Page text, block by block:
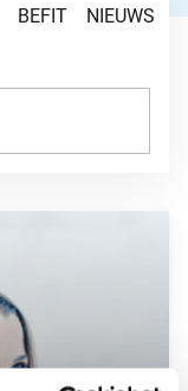
BEFIT NIEUWS